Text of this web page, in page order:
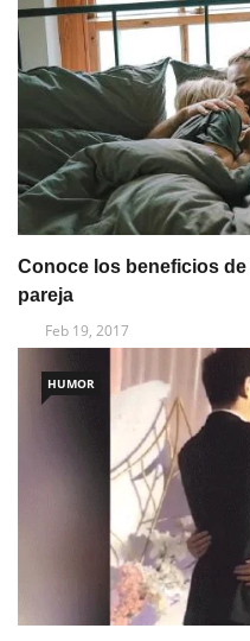
Conoce los beneficios
pareja
Feb 19, 2017
HUMOR